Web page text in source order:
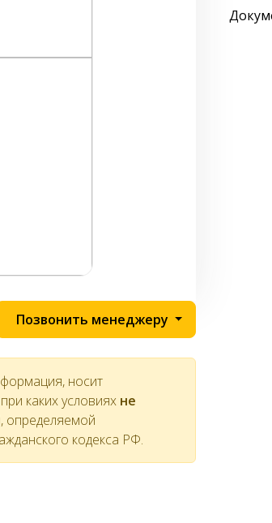
Позвонить менеджеру
носит
каких условиях не
, определяемой
кодекса РФ.